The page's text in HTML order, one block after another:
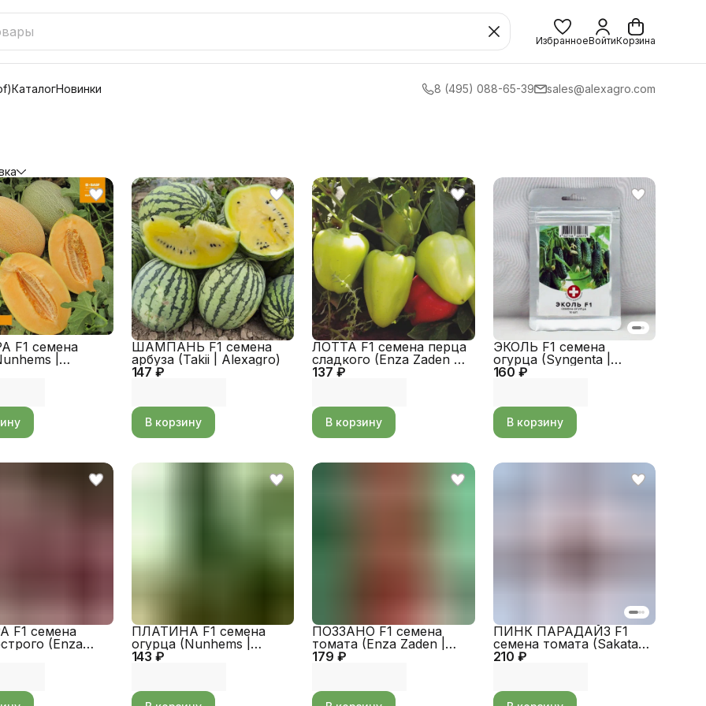
ИзбранноеВойтиКорзина
КаталогНовинки 8 (495) 088-65-39 sales@alexagro.com
F1 семена
|
147 ₽
ШАМПАНЬ F1 семена
арбуза (Takii | Alexagro)
В корзину
137 ₽
ЛОТТА F1 семена перца
сладкого (Enza Zaden |
Alexagro)
В корзину
160 ₽
ЭКОЛЬ F1 семена
огурца (Syngenta |
Alexagro)
В корзину
F1 семена
(Enza
143 ₽
ПЛАТИНА F1 семена
огурца (Nunhems |
Alexagro)
179 ₽
ПОЗЗАНО F1 семена
томата (Enza Zaden |
Alexagro)
210 ₽
ПИНК ПАРАДАЙЗ F1
семена томата (Sakata |
Alexagro)